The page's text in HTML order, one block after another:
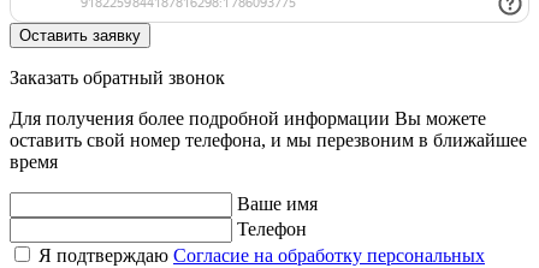
Оставить заявку
Заказать обратный звонок
Для получения более подробной информации Вы можете
оставить свой номер телефона, и мы перезвоним в ближайшее
время
Ваше имя
Телефон
Я подтверждаю Согласие на обработку персональных